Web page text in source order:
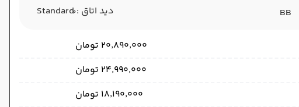
BB
دید اتاق : ُStandard
۲۰٬۸۹۰٬۰۰۰ تومان
۲۴٬۹۹۰٬۰۰۰ تومان
۱۸٬۱۹۰٬۰۰۰ تومان